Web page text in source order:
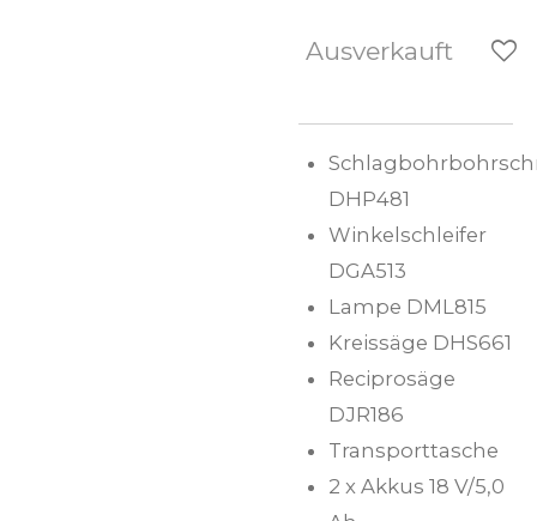
Ausverkauft
DHP481
Winkelschleifer
DGA513
Lampe DML815
Kreissäge DHS661
Reciprosäge
DJR186
Transporttasche
2 x Akkus 18 V/5,0